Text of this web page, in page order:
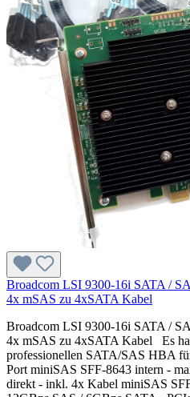
Broadcom LSI 9300-16i SATA /
4x mSAS zu 4xSATA Kabel
Broadcom LSI 9300-16i SATA /
4x mSAS zu 4xSATA Kabel Es
professionellen SATA/SAS HBA
Port miniSAS SFF-8643 intern -
direkt - inkl. 4x Kabel miniSAS